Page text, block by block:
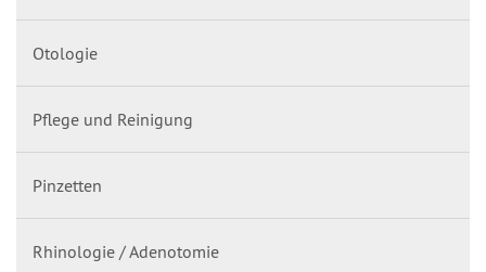
Otologie
Pflege und Reinigung
Pinzetten
Rhinologie / Adenotomie